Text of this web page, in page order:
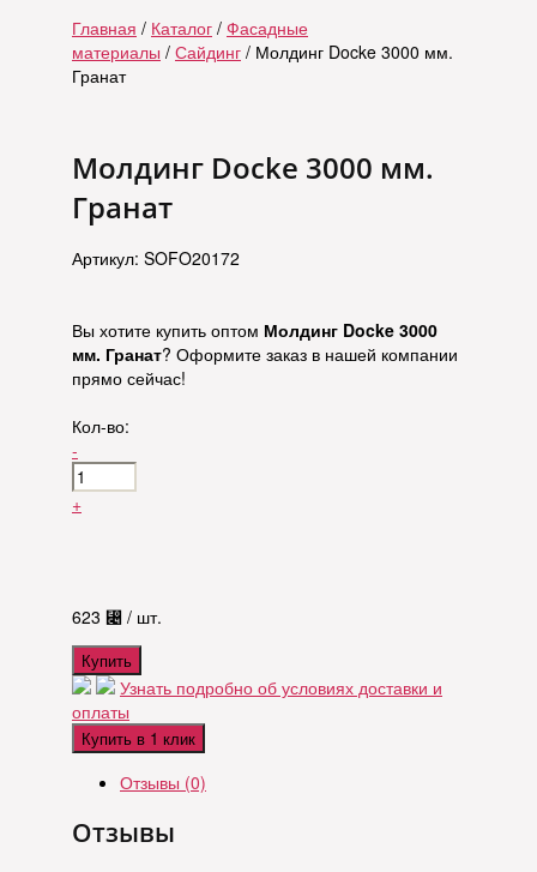
Главная / Каталог / Фасадные
материалы / Сайдинг / Молдинг Docke 3000 мм.
Гранат
Молдинг Docke 3000 мм.
Гранат
Артикул: SOFO20172
Вы хотите купить оптом Молдинг Docke 3000
мм. Гранат? Оформите заказ в нашей компании
прямо сейчас!
Кол-во:
-
+
623 ⃄ / шт.
Купить
Узнать подробно об условиях доставки и
оплаты
Купить в 1 клик
Отзывы (0)
Отзывы